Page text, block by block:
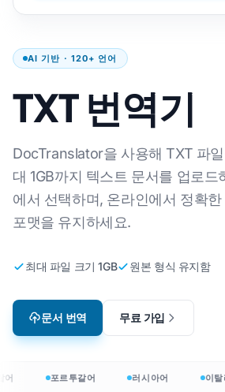
AI 기반 · 120+ 언어
TXT 번역기
DocTranslator을 사용해 TXT 파
대 1GB까지 텍스트 문서를 업로드
에서 선택하며, 온라인에서 정확
포맷을 유지하세요.
최대 파일 크기 1GB 원본 형식 유지함
문서 번역 무료 가입
포르투갈어 러시아어 이탈